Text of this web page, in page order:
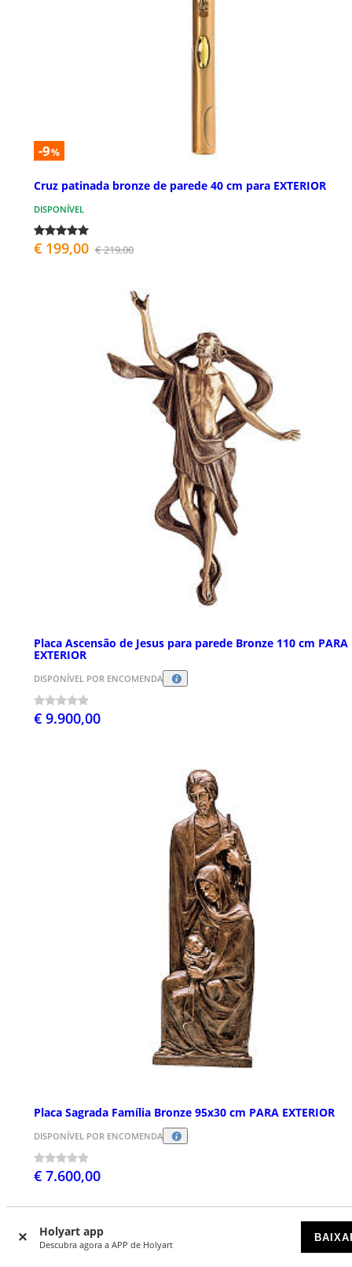
Holyart app
Descubra agora a APP de Holyart
-9%
Cruz patinada bronze de parede 40 cm para EXTERIOR
DISPONÍVEL
€ 199,00 € 219,00
Placa Ascensão de Jesus para parede Bronze 110 cm PARA
EXTERIOR
DISPONÍVEL POR ENCOMENDA
€ 9.900,00
Placa Sagrada Família Bronze 95x30 cm PARA EXTERIOR
DISPONÍVEL POR ENCOMENDA
€ 7.600,00